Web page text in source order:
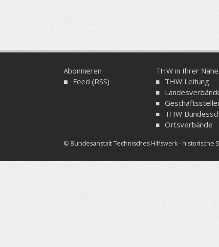
Abonnieren
Feed (RSS)
THW in Ihrer Nähe
THW Leitung
THW
Ortsverbände
© Bundesanstalt Technisches Hilfswerk - historische